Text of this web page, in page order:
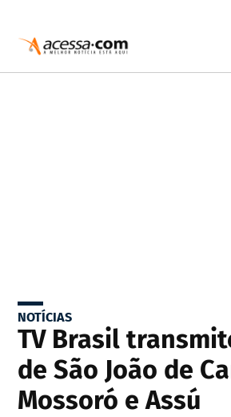
NOTÍCIAS
TV Brasil
de São João de
Mossoró e Assú